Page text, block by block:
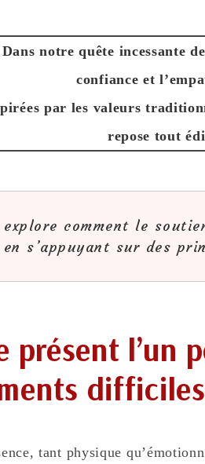
Dans notre quête incessante
confiance et
par les valeurs
repose tout
comment le
s’appuyant sur des
présent l’un
difficiles
tant physique